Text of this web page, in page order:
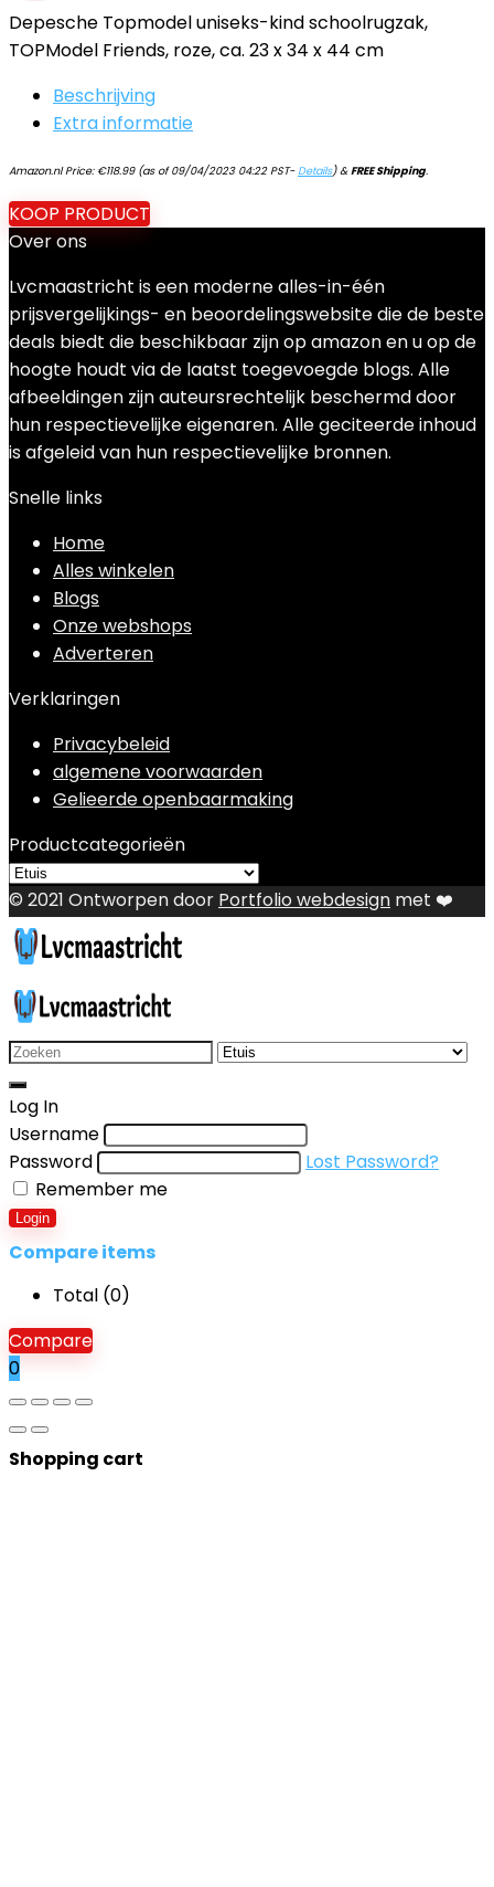
Depesche Topmodel uniseks-kind schoolrugzak,
TOPModel Friends, roze, ca. 23 x 34 x 44 cm
Beschrijving
Extra informatie
Amazon.nl Price: €118.99(as of 09/04/2023 04:22 PST-Details)&FREE Shipping.
KOOP PRODUCT
Over ons
Lvcmaastricht is een moderne alles-in-één
prijsvergelijkings- en beoordelingswebsite die de beste
deals biedt die beschikbaar zijn op amazon en u op de
hoogte houdt via de laatst toegevoegde blogs. Alle
afbeeldingen zijn auteursrechtelijk beschermd door
hun respectievelijke eigenaren. Alle geciteerde inhoud
is afgeleid van hun respectievelijke bronnen.
Snelle links
Home
Alles winkelen
Blogs
Onze webshops
Adverteren
Verklaringen
Privacybeleid
algemene voorwaarden
Gelieerde openbaarmaking
Productcategorieën
© 2021 Ontworpen door Portfolio webdesign met ❤️
Search
for:
Log In
Username
Password
Lost Password?
Remember me
Login
Compare items
Total (0)
Compare
0
Shopping cart